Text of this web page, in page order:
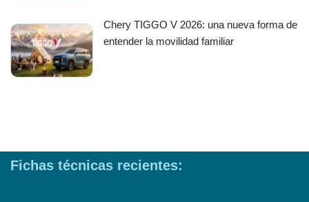
Chery TIGGO V 2026: una nueva forma de
entender la movilidad familiar
Fichas técnicas recientes: